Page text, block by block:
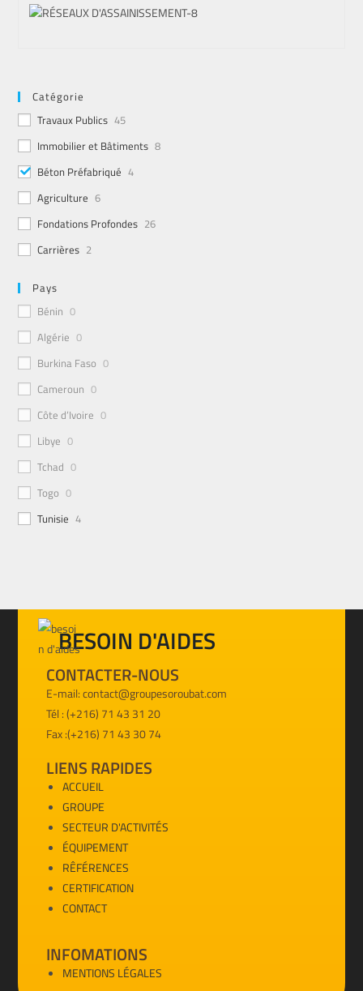
Catégorie
Travaux Publics 45
Immobilier et Bâtiments 8
Béton Préfabriqué 4
Agriculture 6
Fondations Profondes 26
Carrières 2
Pays
Bénin 0
Algérie 0
Burkina Faso 0
Cameroun 0
Côte d’Ivoire 0
Libye 0
Tchad 0
Togo 0
Tunisie 4
BESOIN D'AIDES
CONTACTER-NOUS
E-mail: contact@groupesoroubat.com
Tél : (+216) 71 43 31 20
Fax :(+216) 71 43 30 74
LIENS RAPIDES
ACCUEIL
GROUPE
SECTEUR D'ACTIVITÉS
ÉQUIPEMENT
RÊFÉRENCES
CERTIFICATION
CONTACT
INFOMATIONS
MENTIONS LÉGALES